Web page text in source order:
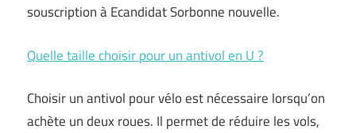
souscription à Ecandidat Sorbonne nouvelle.
Quelle taille choisir pour un antivol en U ?
Choisir un antivol pour vélo est nécessaire lorsqu’on
achète un deux roues. Il permet de réduire les vols,